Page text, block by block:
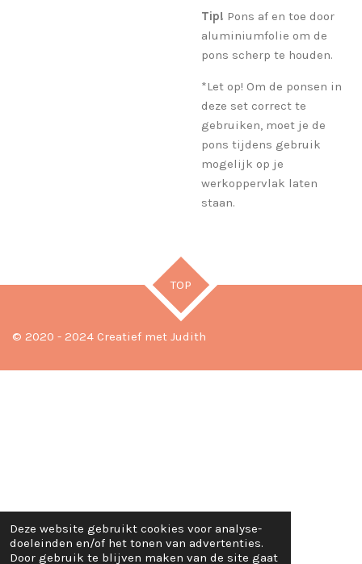
Deze website gebruikt cookies voor analyse-
doeleinden en/of het tonen van advertenties.
Door gebruik te blijven maken van de site gaat
Tip! Pons af en toe door
aluminiumfolie om de
pons scherp te houden.
*Let op! Om de ponsen in
deze set correct te
gebruiken, moet je de
pons tijdens gebruik
mogelijk op je
werkoppervlak laten
staan.
TOP
© 2020 - 2024 Creatief met Judith